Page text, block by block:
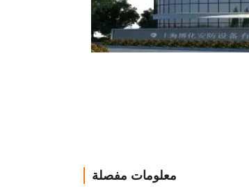
معلومات مفصلة